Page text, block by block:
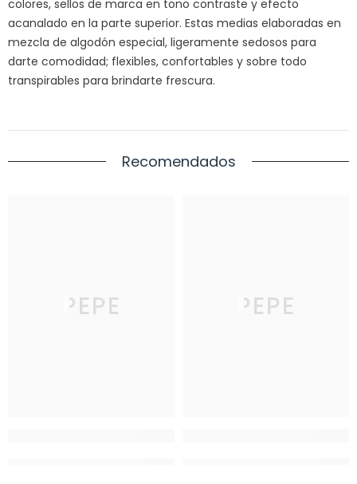
colores, sellos de marca en tono contraste y efecto
acanalado en la parte superior. Estas medias elaboradas en
mezcla de algodón especial, ligeramente sedosos para
darte comodidad; flexibles, confortables y sobre todo
transpirables para brindarte frescura.
Recomendados
PEPE PEPE